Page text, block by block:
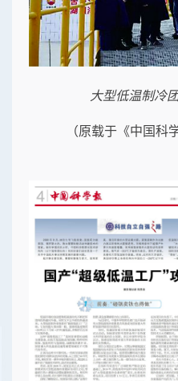
大型低温制冷团
（原载于《中国科